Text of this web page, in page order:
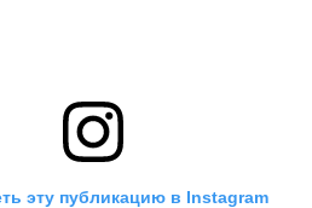
эту публикацию в Instagram